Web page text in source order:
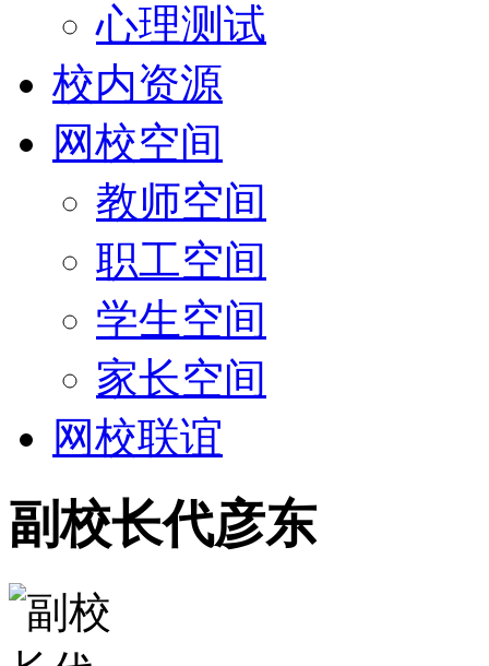
心理测试
校内资源
网校空间
教师空间
职工空间
学生空间
家长空间
网校联谊
副校长代彦东